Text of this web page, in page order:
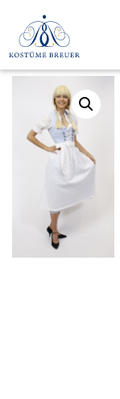
Inhalt
springen